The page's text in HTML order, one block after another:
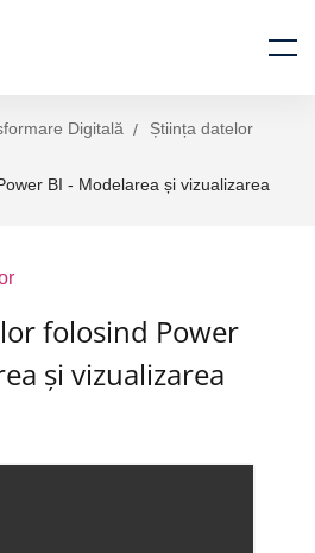
Digitală
Știința datelor
BI - Modelarea și vizualizarea
folosind Power
și vizualizarea